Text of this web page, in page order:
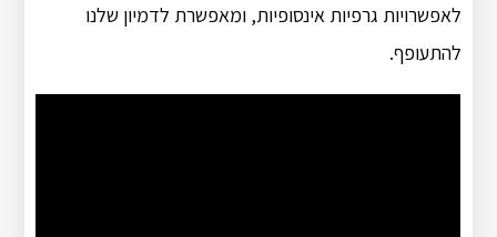
לאפשרויות גרפיות אינסופיות, ומאפשרת לדמיון שלנו
להתעופף.